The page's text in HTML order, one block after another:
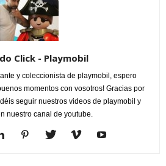
Click - Playmobil
y coleccionista de playmobil, espero
momentos con vosotros! Gracias por
seguir nuestros videos de playmobil y
nuestro canal de youtube.